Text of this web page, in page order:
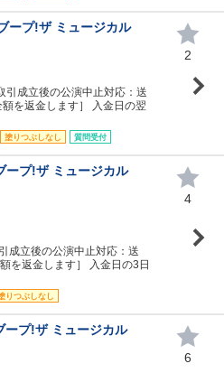
ープ!ザ ミュージカル
成立後の公演中止対応：送
を返金します］ 入金日の翌
塗りつぶしなし 質問受付
2
プ!ザ ミュージカル
立後の公演中止対応：送
を返金します］ 入金日の3日
りつぶしなし
4
プ!ザ ミュージカル
6